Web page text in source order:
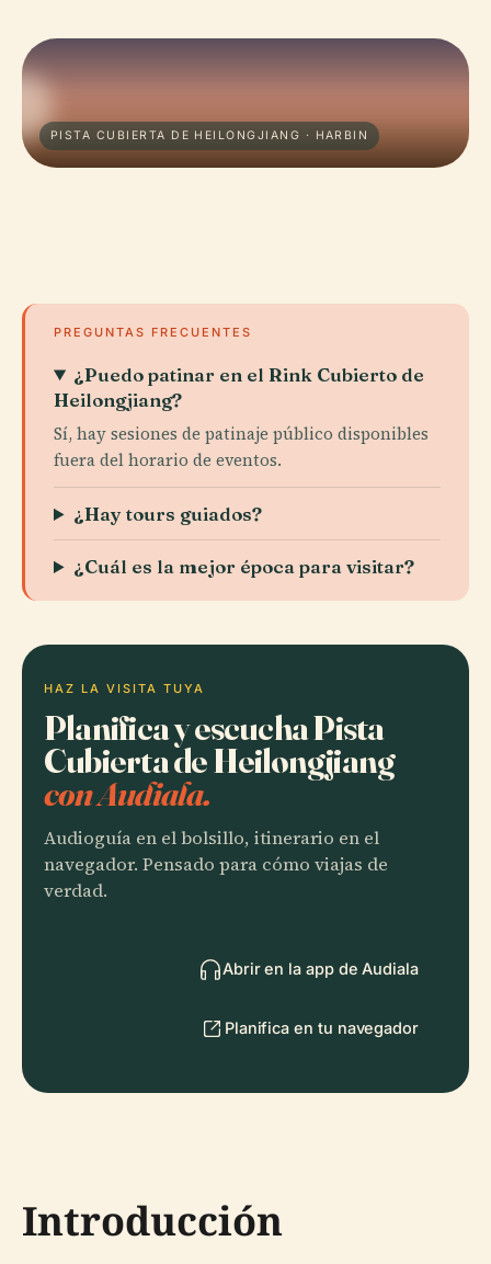
PISTA CUBIERTA DE HEILONGJIANG · HARBIN
PREGUNTAS FRECUENTES
¿Puedo patinar en el Rink Cubierto de
Heilongjiang?
Sí, hay sesiones de patinaje público disponibles
fuera del horario de eventos.
¿Hay tours guiados?
¿Cuál es la mejor época para visitar?
HAZ LA VISITA TUYA
Planifica y escucha Pista
Cubierta de Heilongjiang
con Audiala.
Audioguía en el bolsillo, itinerario en el
navegador. Pensado para cómo viajas de
verdad.
Abrir en la app de Audiala
Planifica en tu navegador
Introducción